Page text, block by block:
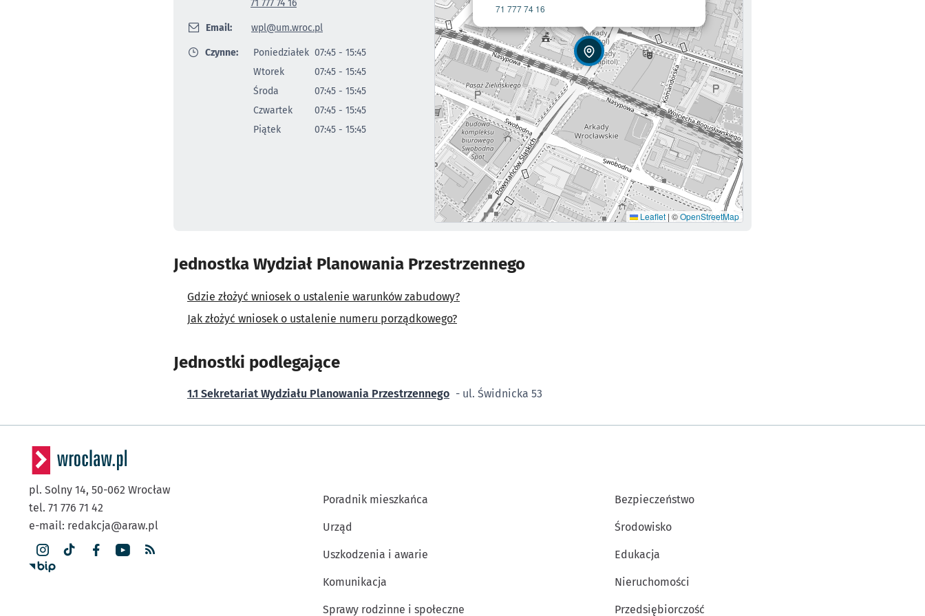
71 777 74 16
Email: wpl@um.wroc.pl
Czynne: Poniedziałek 07:45 - 15:45
Wtorek
07:45 - 15:45
Środa
07:45 - 15:45
Czwartek
07:45 - 15:45
Piątek
07:45 - 15:45
71 777 74 16
Leaflet | ©OpenStreetMap
Jednostka Wydział Planowania Przestrzennego
Gdzie złożyć wniosek o ustalenie warunków zabudowy?
Jak złożyć wniosek o ustalenie numeru porządkowego?
Jednostki podlegające
1.1 Sekretariat Wydziału Planowania Przestrzennego - ul. Świdnicka 53
pl. Solny 14, 50-062 Wrocław
tel. 71 776 71 42
e-mail: redakcja@araw.pl
Poradnik mieszkańca
Urząd
Uszkodzenia i awarie
Komunikacja
Sprawy rodzinne i społeczne
Bezpieczeństwo
Środowisko
Edukacja
Nieruchomości
Przedsiębiorczość